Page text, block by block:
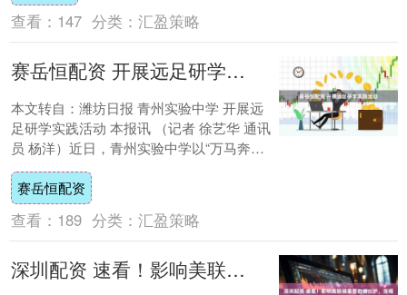
查看： 147 分类： 汇盈策略
赛岳恒配资 开展远足研学实践活动
本文转自：潍坊日报 青州实验中学 开展远
足研学实践活动 本报讯 （记者 徐艺华 通讯
员 杨洋）近日，青州实验中学以“万马奔腾
春作伴，一腔热血共登攀”为主题，开展....
赛岳恒配资
查看： 189 分类： 汇盈策略
深圳配资 速看！影响美联储重要数据出炉，涨幅创近2年新高，降息要落空？股市波动加大？